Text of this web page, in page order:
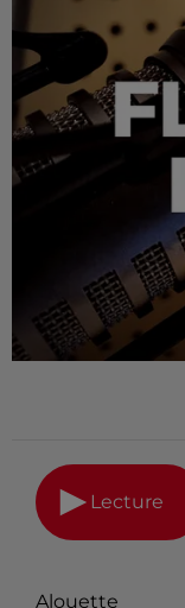
Lecture
Alouette